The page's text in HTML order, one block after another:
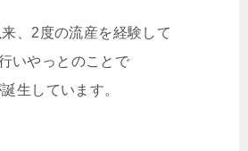
、2度の流産を経験して
いやっとのことで
生しています。